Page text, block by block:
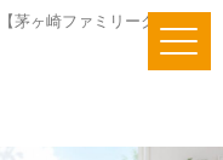
茅ヶ崎ファミリークリニッ